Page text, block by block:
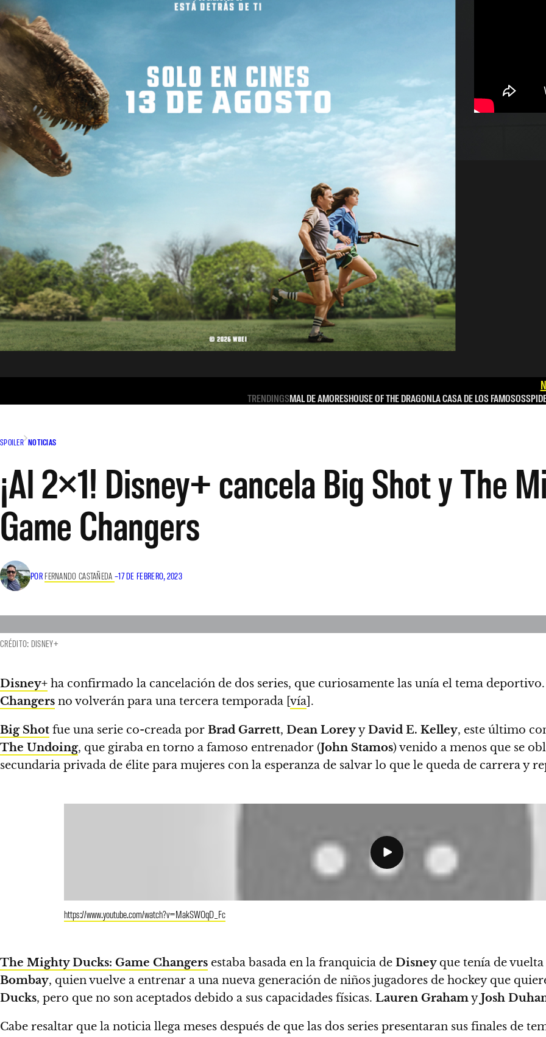
TRENDINGSMAL DE AMORESHOUSE OF THE DRAGONLA CASA DE LOS FAMOSOS
SPOILER NOTICIAS
¡Al 2×1! Disney+ cancela Big Shot y The
Game Changers
POR FERNANDO CASTAÑEDA –17 DE FEBRERO, 2023
CRÉDITO: DISNEY+
Disney+ ha confirmado la cancelación de dos series, que curiosamente las unía el tema deportivo.
Changers no volverán para una tercera temporada vía ].
Big Shot fue una serie co-creada por Brad Garrett, Dean LoreyyDavid E. Kelley, este último
The Undoing, que giraba en torno a famoso entrenador (John Stamos) venido a menos que se
secundaria privada de élite para mujeres con la esperanza de salvar lo que le queda de carrera y
https://www.youtube.com/watch?v=MakSWOqD_Fc
The Mighty Ducks: Game Changers estaba basada en la franquicia de Disneyque tenía de vuelta
Bombay, quien vuelve a entrenar a una nueva generación de niños jugadores de hockey que
Ducks, pero que no son aceptados debido a sus capacidades físicas. Lauren GrahamyJosh
Cabe resaltar que la noticia llega meses después de que las dos series presentaran sus finales de